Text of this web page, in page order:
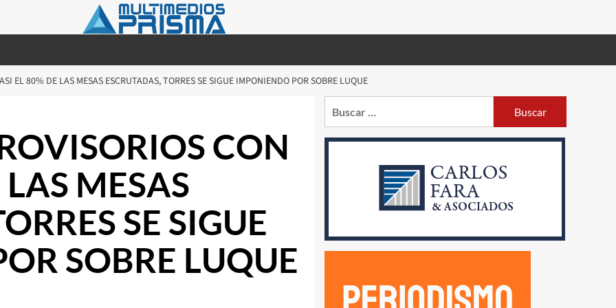
EL 80% DE LAS MESAS ESCRUTADAS, TORRES SE SIGUE IMPONIENDO POR SOBRE LUQUE
CON
MESAS
SE SIGUE
SOBRE LUQUE